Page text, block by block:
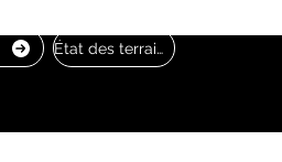
État des terrains